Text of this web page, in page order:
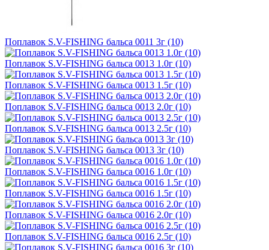
Поплавок S.V-FISHING бальса 0011 3г (10)
Поплавок S.V-FISHING бальса 0013 1.0г (10)
Поплавок S.V-FISHING бальса 0013 1.5г (10)
Поплавок S.V-FISHING бальса 0013 2.0г (10)
Поплавок S.V-FISHING бальса 0013 2.5г (10)
Поплавок S.V-FISHING бальса 0013 3г (10)
Поплавок S.V-FISHING бальса 0016 1.0г (10)
Поплавок S.V-FISHING бальса 0016 1.5г (10)
Поплавок S.V-FISHING бальса 0016 2.0г (10)
Поплавок S.V-FISHING бальса 0016 2.5г (10)